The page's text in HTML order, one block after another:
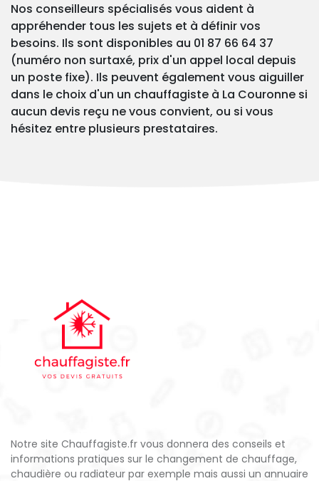
Nos conseilleurs spécialisés vous aident à
appréhender tous les sujets et à définir vos
besoins. Ils sont disponibles au 01 87 66 64 37
(numéro non surtaxé, prix d'un appel local depuis
un poste fixe). Ils peuvent également vous aiguiller
dans le choix d'un un chauffagiste à La Couronne si
aucun devis reçu ne vous convient, ou si vous
hésitez entre plusieurs prestataires.
Notre site Chauffagiste.fr vous donnera des conseils et
informations pratiques sur le changement de chauffage,
chaudière ou radiateur par exemple mais aussi un annuaire